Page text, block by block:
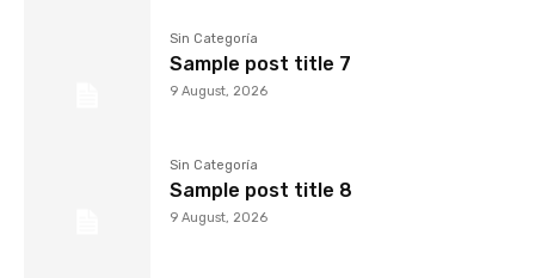
Sin Categoría
Sample post title 7
9 August, 2026
Sin Categoría
Sample post title 8
9 August, 2026